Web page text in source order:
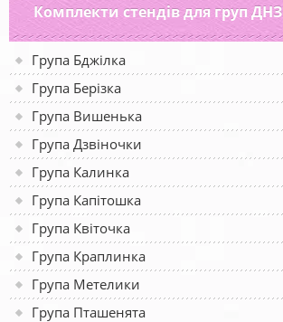
Комплекти стендів для груп ДНЗ
Група Бджілка
Група Берізка
Група Вишенька
Група Дзвіночки
Група Калинка
Група Капітошка
Група Квіточка
Група Краплинка
Група Метелики
Група Пташенята